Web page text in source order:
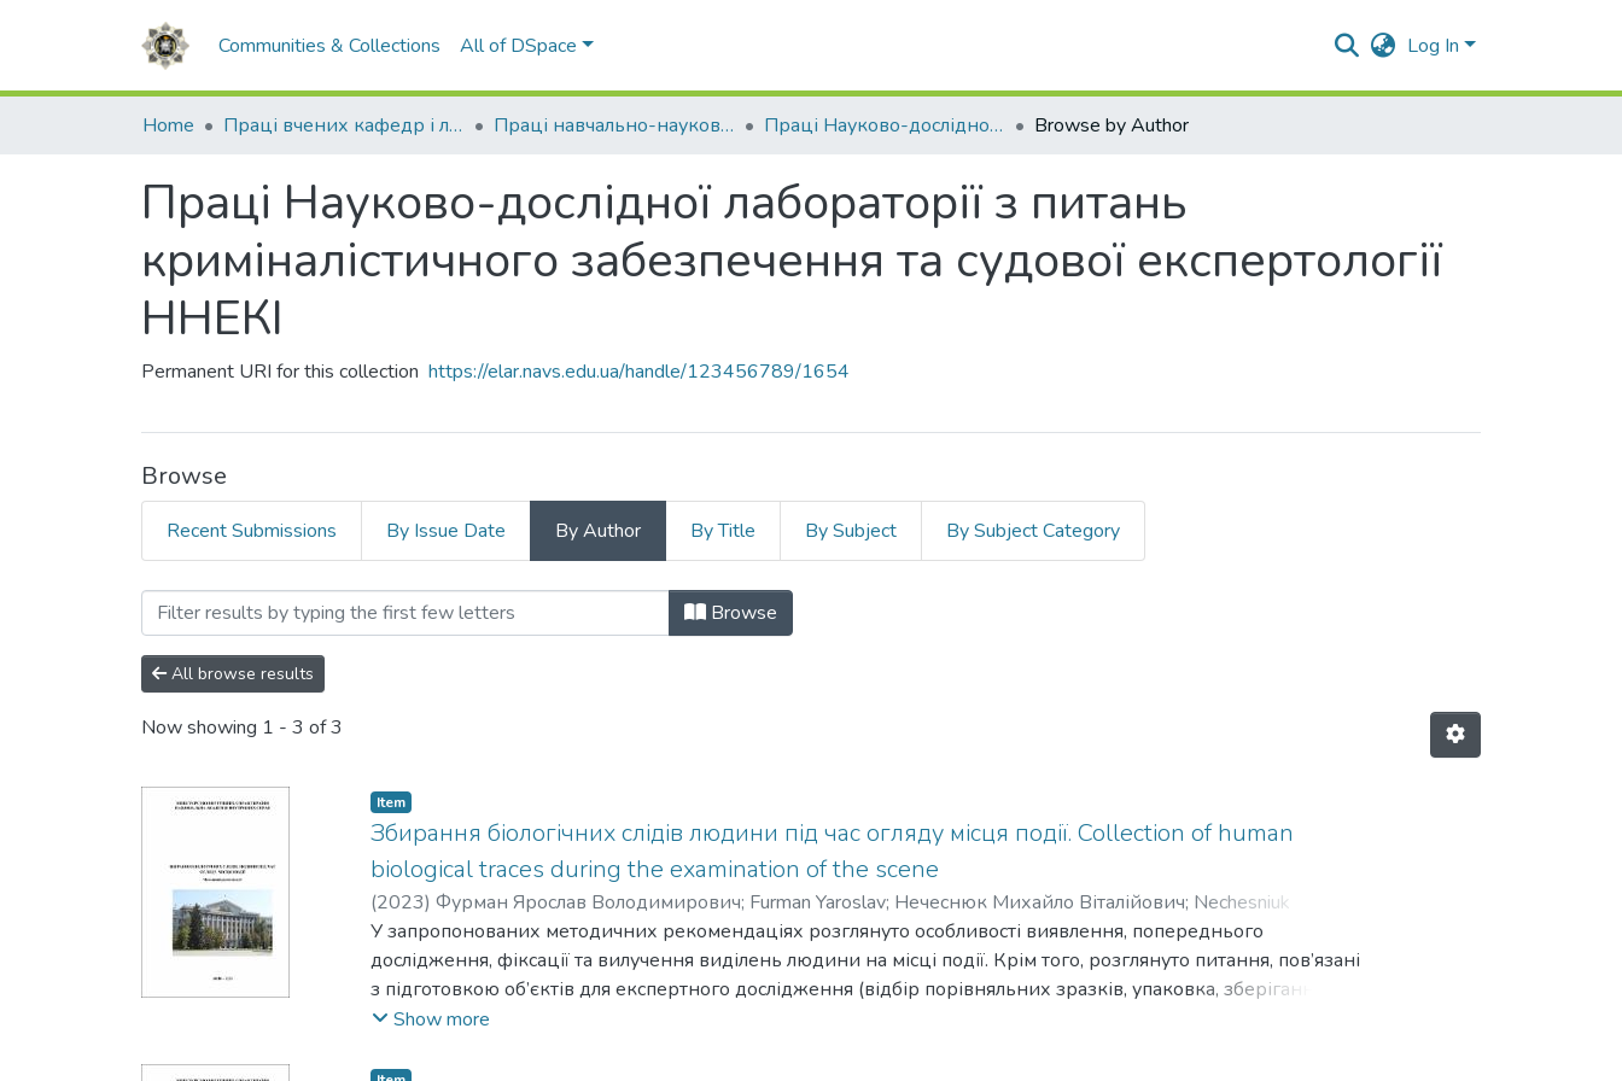
Communities & Collections All of DSpace Log In
Home Праці вчених кафедр і лабораторій Праці навчально-наукового експертно-криміналістичного інституту (ННІ №2) Праці Науково-дослідної лабораторії з питань криміналістичного забезпечення та судової експертології ННЕКІ Browse by Author
Праці Науково-дослідної лабораторії з питань
криміналістичного забезпечення та судової експертології
ННЕКІ
Permanent URI for this collection https://elar.navs.edu.ua/handle/123456789/1654
Browse
Recent Submissions By Issue Date By Author By Title By Subject By Subject Category
Browsing Праці Науково-дослідної лабораторії з питань криміналістичного забезпечення
Browse
All browse results
Now showing 1 - 3 of 3
Item
Збирання біологічних слідів людини під час огляду місця події. Collection of human
biological traces during the examination of the scene
(2023) Фурман Ярослав Володимирович; Furman Yaroslav; Нечеснюк Михайло Віталійович; Nechesniuk
Mykhailo;Юсупов Володимир Васильович;Vladimir Yusupov
У запропонованих методичних рекомендаціях розглянуто особливості виявлення, попереднього
дослідження, фіксації та вилучення виділень людини на місці події. Крім того, розглянуто питання, пов’язані
з підготовкою об’єктів для експертного дослідження (відбір порівняльних зразків, упаковка, зберігання),
надано перелік питань, які вирішуються судовими експертизами. Методичні рекомендації призначені для
Show more